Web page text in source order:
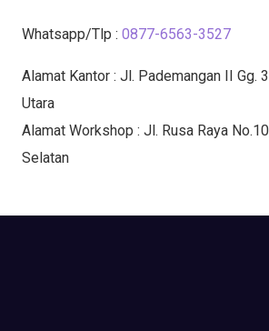
Whatsapp/Tlp : 0877-6563-3527
Alamat Kantor : Jl. Pademangan II Gg.
Utara
Alamat Workshop : Jl. Rusa Raya
Selatan